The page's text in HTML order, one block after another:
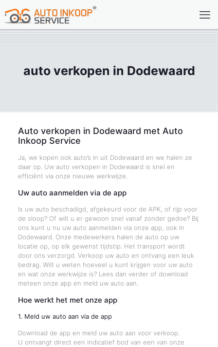
auto verkopen in Dodewaard
Auto verkopen in Dodewaard met Auto
Inkoop Service
Ja, we kopen ook auto’s in uit Dodewaard en we halen ze
daar op. Uw auto verkopen in Dodewaard is snel en
efficiënt via onze nieuwe werkwijze.
Uw auto aanmelden via de app
Is uw auto beschadigd, afgekeurd voor de APK, of rijp voor
de sloop? Of wilt u er gewoon snel vanaf zonder gedoe? Bij
ons kunt u nu uw auto aanmelden via onze app, ook in
Dodewaard. Onze medewerkers halen de auto op uw
locatie op, op elk gewenst tijdstip. Het transport wordt
door ons verzorgd. Verkoop uw auto en ontvang een leuk
bedrag. Wilt u weten hoeveel u kunt krijgen voor uw auto
en wat onze werkwijze is? Lees dan verder of download
meteen onze app en meld uw auto aan.
Hoe werkt het met onze app
1. Meld uw auto aan via de app
Download de app en meld uw auto aan voor verkoop.
U ontvangt direct een indicatief bod van een van onze